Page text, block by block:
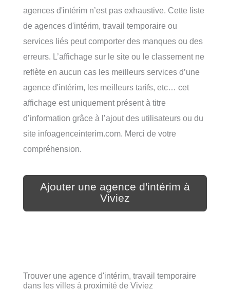
agences d'intérim n’est pas exhaustive. Cette liste
de agences d'intérim, travail temporaire ou
services liés peut comporter des manques ou des
erreurs. L’affichage sur le site ou le classement ne
reflète en aucun cas les meilleurs services d’une
agence d'intérim, les meilleurs tarifs, etc… cet
affichage est uniquement présent à titre
d’information grâce à l’ajout des utilisateurs ou du
site infoagenceinterim.com. Merci de votre
compréhension.
Ajouter une agence d'intérim à
Viviez
Trouver une agence d'intérim, travail temporaire
dans les villes à proximité de Viviez